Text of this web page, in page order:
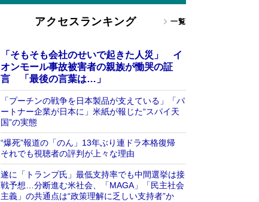
アクセスランキング 一覧
「そもそも会社のせいで起きた人災」 イ
オンモール事故被害者の親族が慟哭の証
言 「最後の言葉は…」
「プーチンの戦争を日本製品が支えている」「パ
ートナー企業が日本に」米紙が報じた“スパイ天
国”の実態
“爆死”報道の「のん」13年ぶり連ドラ本格復帰
それでも視聴者の評判が上々な理由
遂に「トランプ氏」最低支持率でも中間選挙は接
戦予想…分断進む米社会、「MAGA」「民主社会
主義」の共通点は“政策理解に乏しい支持者”か